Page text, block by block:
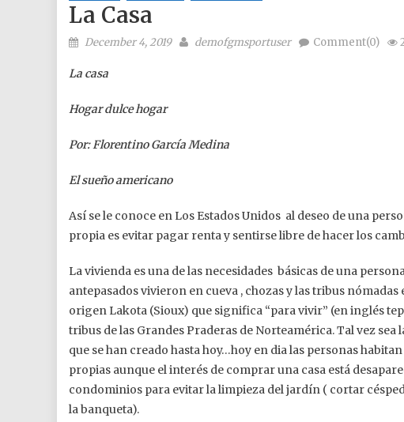
La Casa
Posted on
December 4, 2019 Author
demofgmsportuser Comment(0)
La casa
Hogar dulce hogar
Por: Florentino García Medina
El sueño americano
Así se le conoce en Los Estados Unidos al deseo de una
propia es evitar pagar renta y sentirse libre de hacer los
La vivienda es una de las necesidades básicas de una
antepasados vivieron en cueva , chozas y las tribus
origen Lakota (Sioux) que significa “para vivir” (en inglés
tribus de las Grandes Praderas de Norteamérica. Tal vez
que se han creado hasta hoy…hoy en dia las personas
propias aunque el interés de comprar una casa está
condominios para evitar la limpieza del jardín ( cortar
la banqueta).